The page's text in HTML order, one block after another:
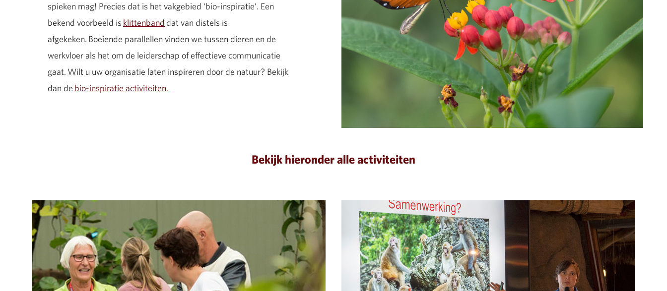
spieken mag! Precies dat is het vakgebied ‘bio-inspiratie’. Een
bekend voorbeeld is klittenband dat van distels is
afgekeken. Boeiende parallellen vinden we tussen dieren en de
werkvloer als het om de leiderschap of effectieve communicatie
gaat. Wilt u uw organisatie laten inspireren door de natuur? Bekijk
dan de bio-inspiratie activiteiten.
Bekijk hieronder alle activiteiten